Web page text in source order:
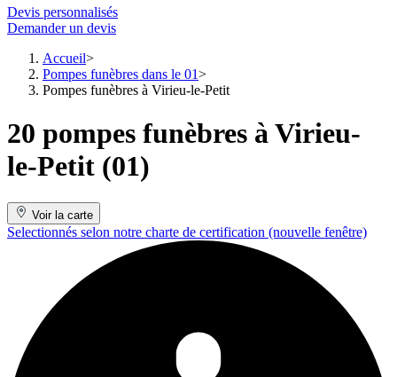
Devis personnalisés
Demander un devis
Accueil
Pompes funèbres dans le 01
Pompes funèbres à Virieu-le-Petit
20 pompes funèbres à Virieu-
le-Petit (01)
Voir la carte
Selectionnés selon notre charte de certification (nouvelle fenêtre)